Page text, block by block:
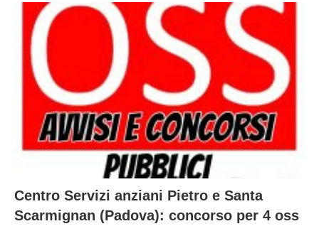
Centro Servizi anziani Pietro e Santa
Scarmignan (Padova): concorso per 4 oss